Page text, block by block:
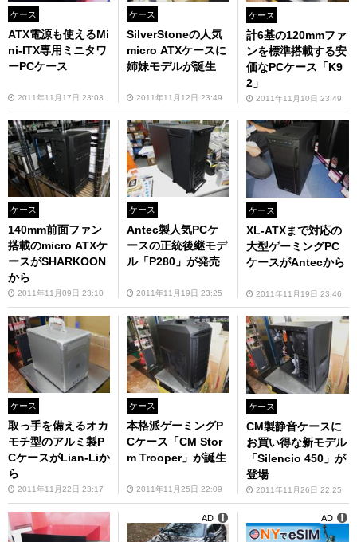
ケース
ATX電源も使えるMi
ni-ITX専用ミニタワ
ーPCケース
2011年11月17日 23:03
ケース
SilverStoneの人気
micro ATXケースに
姉妹モデルが誕生
2011年11月12日 23:49
ケース
計6基の120mmファ
ンを標準搭載する安
価なPCケース「K9
2」
2011年11月10日 23:49
ケース
140mm前面ファン
搭載のmicro ATXケ
ースがSHARKOON
から
2011年11月09日 23:10
ケース
Antec製人気PCケ
ースの正統後継モデ
ル「P280」が発売
2011年11月19日 23:25
ケース
XL-ATXまで対応の
大型ゲーミングPC
ケースがAntecから
2011年11月19日 23:46
ケース
取っ手を備えるオカ
モチ型のアルミ製P
CケースがLian-Liか
ら
2011年11月22日 23:17
ケース
本格派ゲーミングP
Cケース「CM Stor
m Trooper」が誕生
2011年11月25日 22:09
ケース
CM製静音ケースに
お買い得な新モデル
「Silencio 450」が
登場
2011年11月26日 22:25
AD AD